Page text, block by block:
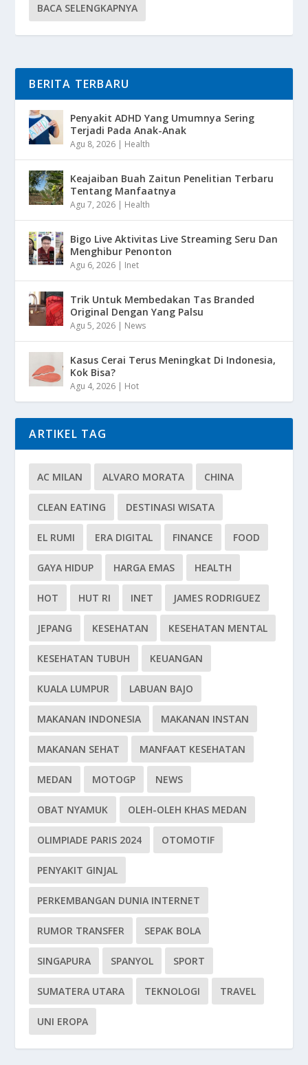
BACA SELENGKAPNYA
BERITA TERBARU
Penyakit ADHD Yang Umumnya Sering
Terjadi Pada Anak-Anak
Agu 8, 2026 | Health
Keajaiban Buah Zaitun Penelitian Terbaru
Tentang Manfaatnya
Agu 7, 2026 | Health
Bigo Live Aktivitas Live Streaming Seru Dan
Menghibur Penonton
Agu 6, 2026 | Inet
Trik Untuk Membedakan Tas Branded
Original Dengan Yang Palsu
Agu 5, 2026 | News
Kasus Cerai Terus Meningkat Di Indonesia,
Kok Bisa?
Agu 4, 2026 | Hot
ARTIKEL TAG
AC MILAN ALVARO MORATA CHINA
CLEAN EATING DESTINASI WISATA
EL RUMI ERA DIGITAL FINANCE FOOD
GAYA HIDUP HARGA EMAS HEALTH
HOT HUT RI INET JAMES RODRIGUEZ
JEPANG KESEHATAN KESEHATAN MENTAL
KESEHATAN TUBUH KEUANGAN
KUALA LUMPUR LABUAN BAJO
MAKANAN INDONESIA MAKANAN INSTAN
MAKANAN SEHAT MANFAAT KESEHATAN
MEDAN MOTOGP NEWS
OBAT NYAMUK OLEH-OLEH KHAS MEDAN
OLIMPIADE PARIS 2024 OTOMOTIF
PENYAKIT GINJAL
PERKEMBANGAN DUNIA INTERNET
RUMOR TRANSFER SEPAK BOLA
SINGAPURA SPANYOL SPORT
SUMATERA UTARA TEKNOLOGI TRAVEL
UNI EROPA